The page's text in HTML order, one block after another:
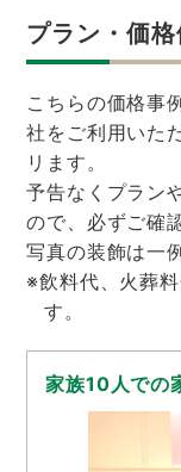
プラン・価格
こちらの価格事
社をご利用いた
リます。
予告なくプラン
ので、必ずご確
写真の装飾は一
※飲料代、火葬
す。
家族10人での